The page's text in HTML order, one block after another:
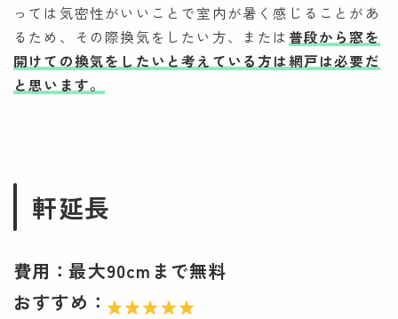
っては気密性がいいことで室内が暑く感じることがあ
るため、その際換気をしたい方、または 普段から窓を
開けての換気をしたいと考えている方は網戸は必要だ
と思います。
軒延長
費用：最大90cmまで無料
おすすめ：